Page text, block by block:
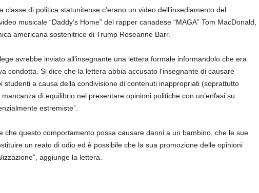
classe di politica statunitense c’erano un video dell’insediamento del
musicale “Daddy’s Home” del rapper canadese “MAGA” Tom MacDonald,
americana sostenitrice di Trump Roseanne Barr.
avrebbe inviato all’insegnante una lettera formale informandolo che era
condotta. Si dice che la lettera abbia accusato l’insegnante di causare
studenti a causa della condivisione di contenuti inappropriati (soprattutto
di equilibrio nel presentare opinioni politiche con un’enfasi su
estremiste”.
che questo comportamento possa causare danni a un bambino, che le sue
un reato di odio ed è possibile che la sua promozione delle opinioni
aggiunge la lettera.